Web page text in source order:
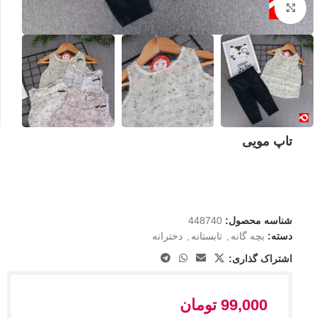
بزرگنمایی تصویر
تاپ مویی
شناسه محصول: 448740
دسته: بچه گانه تابستانه
دخترانه
اشتراک گذاری:
99,000 تومان